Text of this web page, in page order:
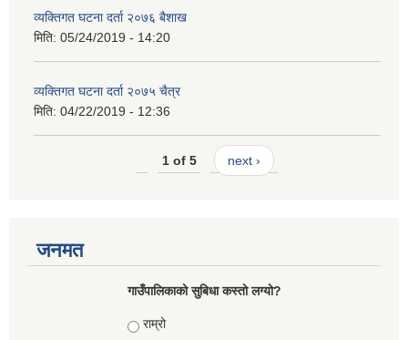
व्यक्तिगत घटना दर्ता २०७६ बैशाख
मिति: 05/24/2019 - 14:20
व्यक्तिगत घटना दर्ता २०७५ चैत्र
मिति: 04/22/2019 - 12:36
1 of 5 next ›
जनमत
गाउँपालिकाको सुबिधा कस्तो लग्यो?
Choices
राम्रो